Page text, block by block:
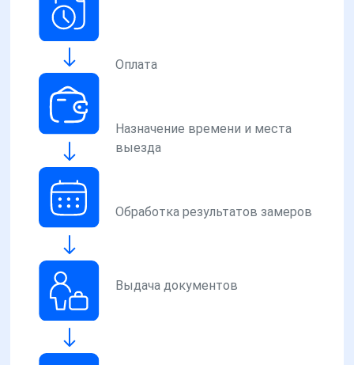
Оплата
Назначение времени и места
выезда
Обработка результатов замеров
Выдача документов